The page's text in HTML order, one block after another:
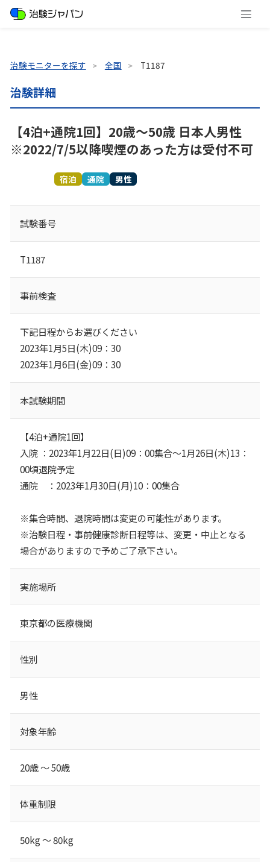
治験モニターを探す 全国 T1187
治験詳細
【4泊+通院1回】20歳～50歳 日本人男性
※2022/7/5以降喫煙のあった方は受付不可
宿泊 通院 男性
試験番号
T1187
事前検査
下記日程からお選びください
2023年1月5日(木)09：30
2023年1月6日(金)09：30
本試験期間
【4泊+通院1回】
入院 ：2023年1月22日(日)09：00集合～1月26日(木)13：
00頃退院予定
通院 ：2023年1月30日(月)10：00集合
※集合時間、退院時間は変更の可能性があります。
※治験日程・事前健康診断日程等は、変更・中止となる
場合がありますので予めご了承下さい。
実施場所
東京都の医療機関
性別
男性
対象年齢
20歳 ～ 50歳
体重制限
50kg ～ 80kg